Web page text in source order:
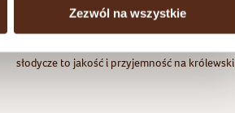
Zezwól na wszystkie
Wiesz czym są Dobre Składniki w
pozyskane ze sprawdzonych źródeł,
najwyższą staranność w tworzeniu
słodycze to jakość i przyjemność na